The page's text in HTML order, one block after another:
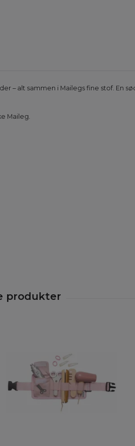
– alt sammen i Mailegs fine stof. En
Maileg.